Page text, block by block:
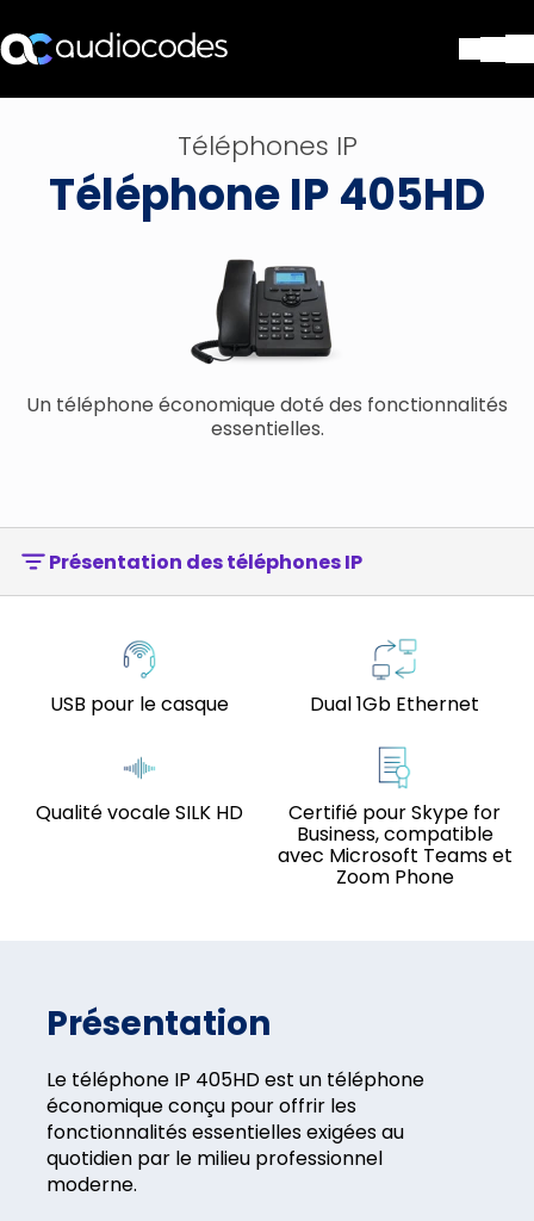
Produits et applications
Partners
Services et assistance
Téléphones IP
Téléphone IP 405HD
Un téléphone économique doté des fonctionnalités
essentielles.
Présentation des téléphones IP
USB pour le casque Dual 1Gb Ethernet
Qualité vocale SILK HD Certifié pour Skype for
Business, compatible
avec Microsoft Teams et
Zoom Phone
Présentation
Le téléphone IP 405HD est un téléphone
économique conçu pour offrir les
fonctionnalités essentielles exigées au
quotidien par le milieu professionnel
moderne.